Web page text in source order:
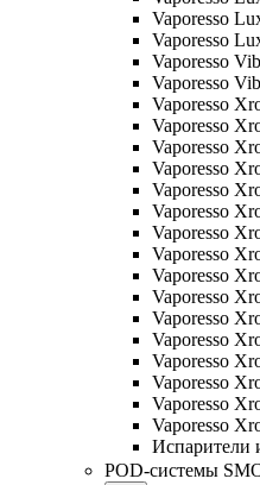
Vaporesso
Vaporesso
Vaporesso
Vaporesso
Vaporesso
Vaporesso
Vaporesso
Vaporesso
Vaporesso
Vaporesso
Vaporesso
Vaporesso
Vaporesso
Vaporesso
Vaporesso
Vaporesso
Vaporesso
Vaporesso
Vaporesso
Vaporesso
Испарители
POD-системы